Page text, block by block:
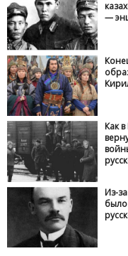
—
Как
Из-